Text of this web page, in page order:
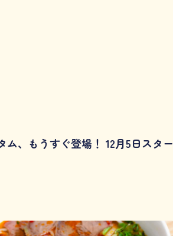
ム、もうすぐ登場！ 12月5日スター